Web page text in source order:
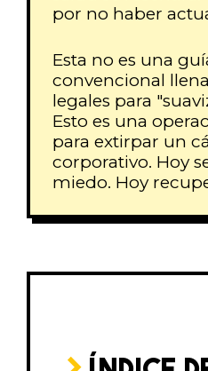
por no haber
Esta no es una
convencional
legales para
Esto es una
para extirpar un
corporativo. Hoy
miedo. Hoy